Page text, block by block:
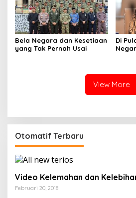
Bela Negara dan Kesetiaan
yang Tak Pernah Usai
Di
View More
Otomatif Terbaru
Video Kelemahan dan
Februari 20, 2018